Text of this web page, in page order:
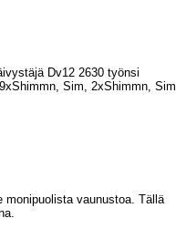
Dv12 2630 työnsi
Sim, 2xShimmn,
vaunustoa. Tällä